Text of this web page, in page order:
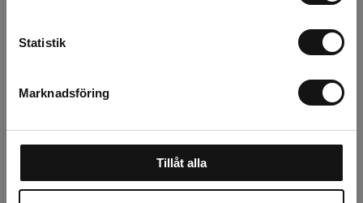
Statistik
Marknadsföring
Tillåt alla
Vermiculite 3L
Rölunda Såjord EKO